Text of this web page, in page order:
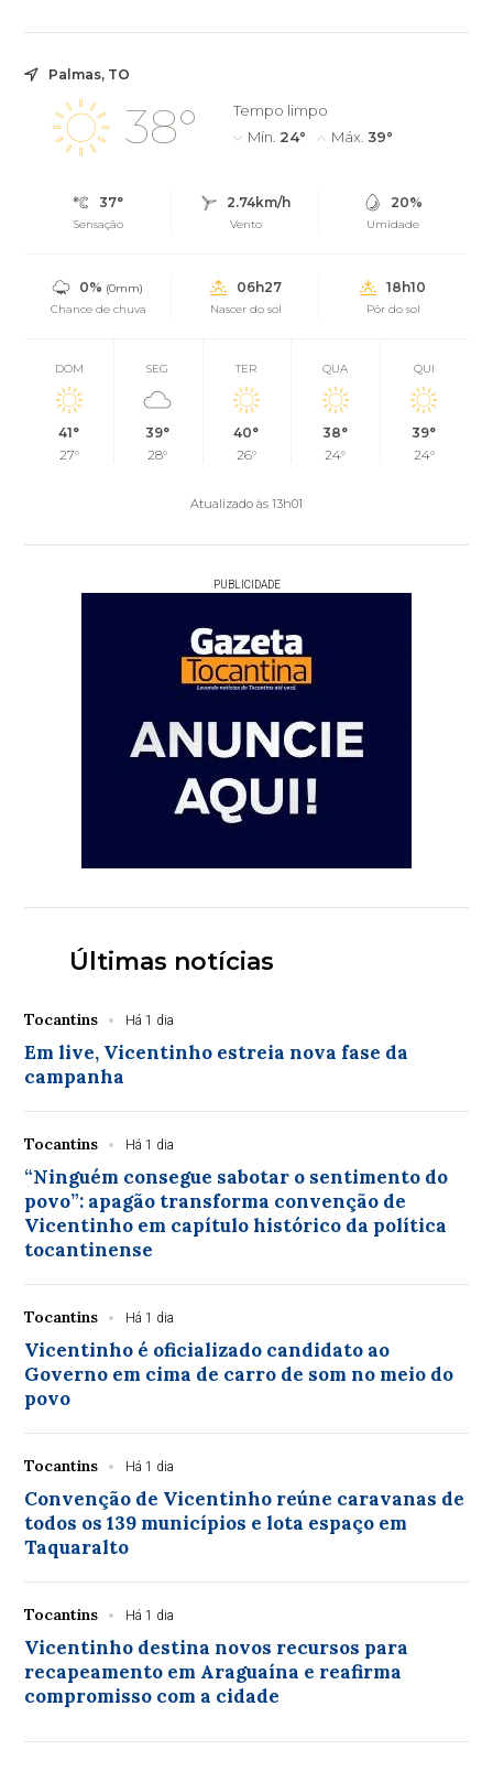
Palmas, TO
38°
Tempo limpo
Mín. 24° Máx. 39°
37°
Sensação
2.74km/h
Vento
20%
Umidade
0% (0mm)
Chance de chuva
06h27
Nascer do sol
18h10
Pôr do sol
DOM
41°
27°
SEG
39°
28°
TER
40°
26°
QUA
38°
24°
QUI
39°
24°
Atualizado às 13h01
PUBLICIDADE
Últimas notícias
Tocantins Há 1 dia
Em live, Vicentinho estreia nova fase da
campanha
Tocantins Há 1 dia
“Ninguém consegue sabotar o sentimento do
povo”: apagão transforma convenção de
Vicentinho em capítulo histórico da política
tocantinense
Tocantins Há 1 dia
Vicentinho é oficializado candidato ao
Governo em cima de carro de som no meio do
povo
Tocantins Há 1 dia
Convenção de Vicentinho reúne caravanas de
todos os 139 municípios e lota espaço em
Taquaralto
Tocantins Há 1 dia
Vicentinho destina novos recursos para
recapeamento em Araguaína e reafirma
compromisso com a cidade